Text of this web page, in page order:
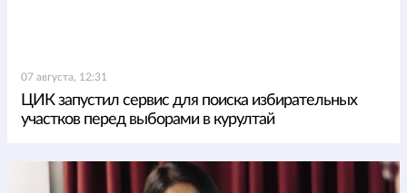
07 августа, 12:31
ЦИК запустил сервис для поиска избирательных
участков перед выборами в курултай